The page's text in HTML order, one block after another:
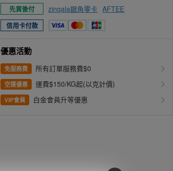
先買後付 zingala銀角零卡 AFTEE
信用卡付款
優惠活動
免服務費 所有訂單服務費$0
空運優惠 運費$150/KG起(以克計價)
VIP會員 白金會員升等優惠